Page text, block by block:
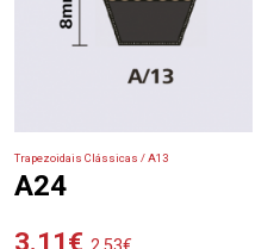
Trapezoidais Clássicas / A13
A24
3.11€